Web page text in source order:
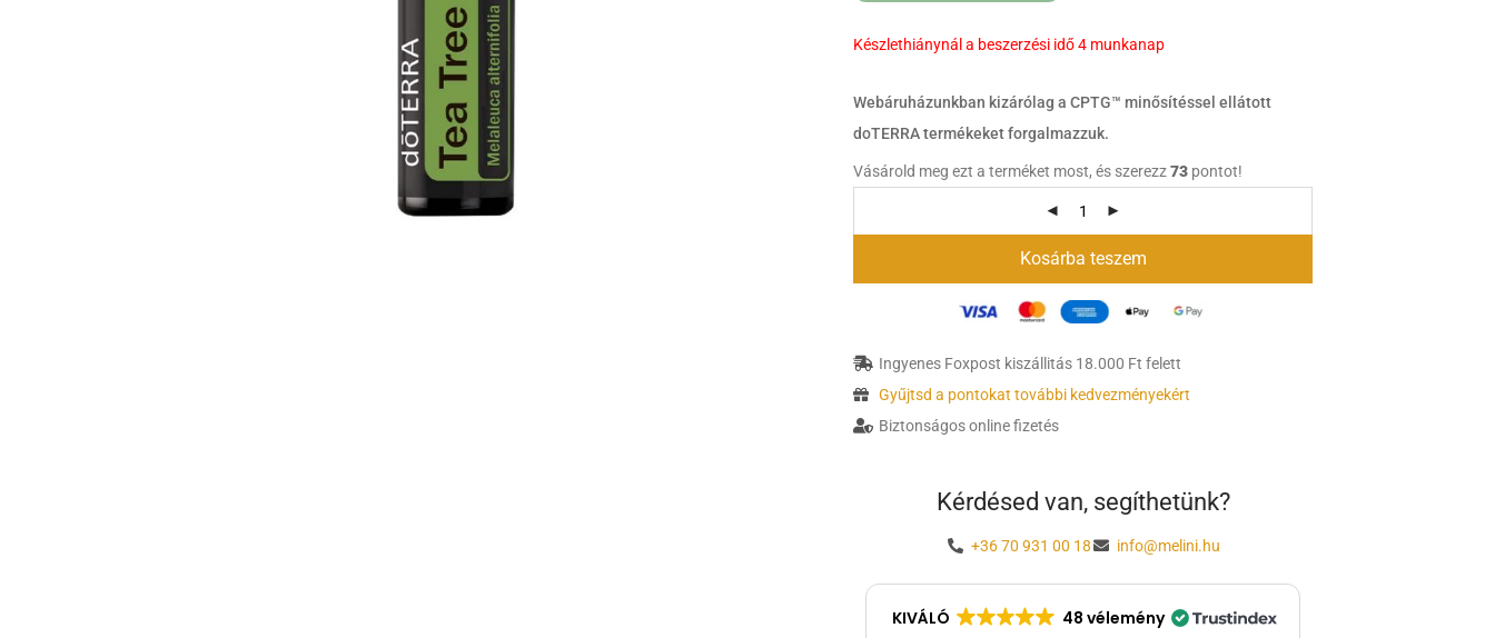
Készlethiánynál a beszerzési idő 4 munkanap
Webáruházunkban kizárólag a CPTG™ minősítéssel ellátott
doTERRA termékeket forgalmazzuk.
Vásárold meg ezt a terméket most, és szerezz73 pontot!
Kosárba teszem
Ingyenes Foxpost kiszállitás 18.000 Ft felett
Gyűjtsd a pontokat további kedvezményekért
Biztonságos online fizetés
Kérdésed van, segíthetünk?
+36 70 931 00 18 info@melini.hu
KIVÁLÓ 48 vélemény